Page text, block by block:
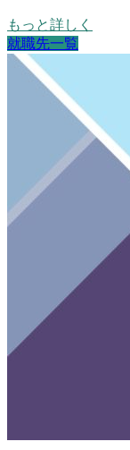
もっと詳しく
就職先一覧